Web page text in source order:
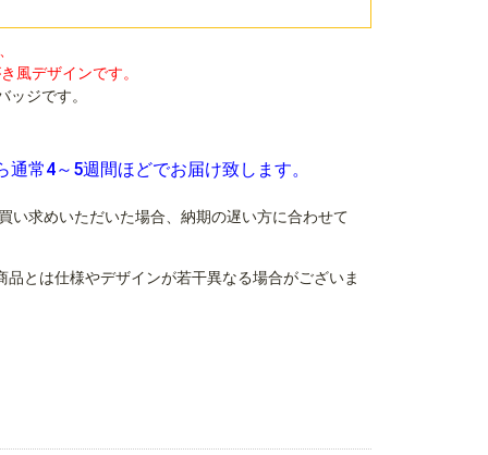
風デザインです。
ジです。
常4～5週間ほどでお届け致します。
い求めいただいた場合、納期の遅い方に合わせて
とは仕様やデザインが若干異なる場合がございま